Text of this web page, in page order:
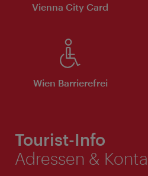
Vienna City Card
Wien Barrierefrei
Tourist-Info
Adressen &